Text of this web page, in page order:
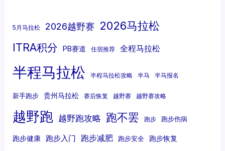
5月马拉松 2026越野赛 2026马拉松
ITRA积分 PB赛道 住宿推荐 全程马拉松
半程马拉松 半程马拉松攻略 半马 半马报名
新手跑步 贵州马拉松 赛后恢复 越野赛 越野赛攻略
越野跑 越野跑攻略 跑不罢 跑步 跑步伤病
跑步健康 跑步入门 跑步减肥 跑步安全 跑步恢复